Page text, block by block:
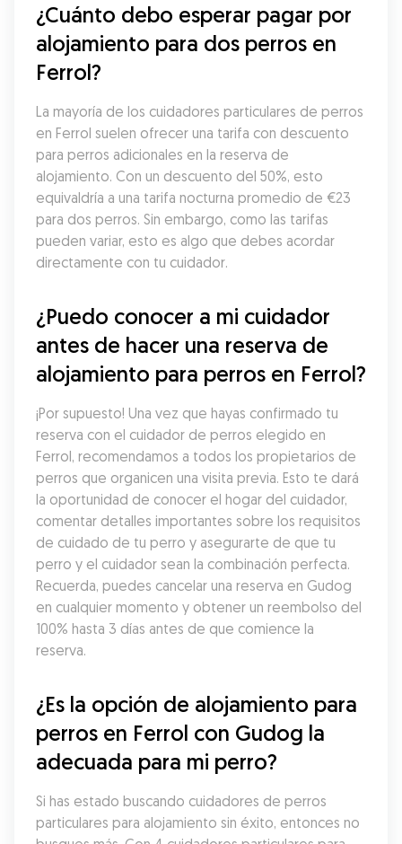
¿Cuánto debo esperar pagar por
alojamiento para dos perros en
Ferrol?
La mayoría de los cuidadores particulares de perros
en Ferrol suelen ofrecer una tarifa con descuento
para perros adicionales en la reserva de
alojamiento. Con un descuento del 50%, esto
equivaldría a una tarifa nocturna promedio de €23
para dos perros. Sin embargo, como las tarifas
pueden variar, esto es algo que debes acordar
directamente con tu cuidador.
¿Puedo conocer a mi cuidador
antes de hacer una reserva de
alojamiento para perros en Ferrol?
¡Por supuesto! Una vez que hayas confirmado tu
reserva con el cuidador de perros elegido en
Ferrol, recomendamos a todos los propietarios de
perros que organicen una visita previa. Esto te dará
la oportunidad de conocer el hogar del cuidador,
comentar detalles importantes sobre los requisitos
de cuidado de tu perro y asegurarte de que tu
perro y el cuidador sean la combinación perfecta.
Recuerda, puedes cancelar una reserva en Gudog
en cualquier momento y obtener un reembolso del
100% hasta 3 días antes de que comience la
reserva.
¿Es la opción de alojamiento para
perros en Ferrol con Gudog la
adecuada para mi perro?
Si has estado buscando cuidadores de perros
particulares para alojamiento sin éxito, entonces no